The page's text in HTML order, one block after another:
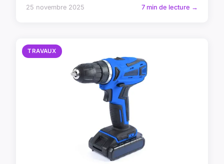
25 novembre 2025 7 min de lecture →
TRAVAUX